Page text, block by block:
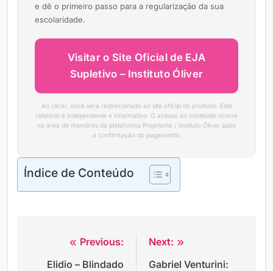
e dê o primeiro passo para a regularização da sua
escolaridade.
Visitar o Site Oficial de EJA
Supletivo – Instituto Óliver
Ao clicar, você será redirecionado ao site oficial do produtor. Este
relatório é independente e informativo. O acesso ao conteúdo ocorre
na área de membros da plataforma Propriante / Instituto Óliver após
a confirmação do pagamento.
Índice de Conteúdo
NavegaçãoPrevious:
Elidio – Blindado
Next:
Gabriel Venturini: